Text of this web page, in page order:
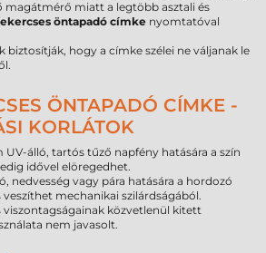
magátmérő miatt a legtöbb asztali és
öntapadó címke nyomtatóval
biztosítják, hogy a címke szélei ne váljanak le
ÖNTAPADÓ CÍMKE -
KORLÁTOK
UV-álló, tartós tűző napfény hatására a szín
idővel elöregedhet.
nedvesség vagy pára hatására a hordozó
mechanikai szilárdságából.
viszontagságainak közvetlenül kitett
nem javasolt.